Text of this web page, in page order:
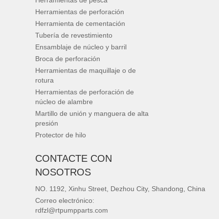
Herramientas de perforación
Herramienta de cementación
Tubería de revestimiento
Ensamblaje de núcleo y barril
Broca de perforación
Herramientas de maquillaje o de
rotura
Herramientas de perforación de
núcleo de alambre
Martillo de unión y manguera de alta
presión
Protector de hilo
CONTACTE CON
NOSOTROS
NO. 1192, Xinhu Street, Dezhou City, Shandong, China
Correo electrónico:
rdfzl@rtpumpparts.com